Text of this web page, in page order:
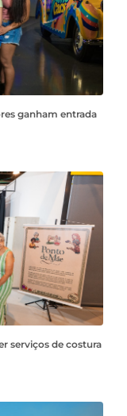
ganham entrada
serviços de costura